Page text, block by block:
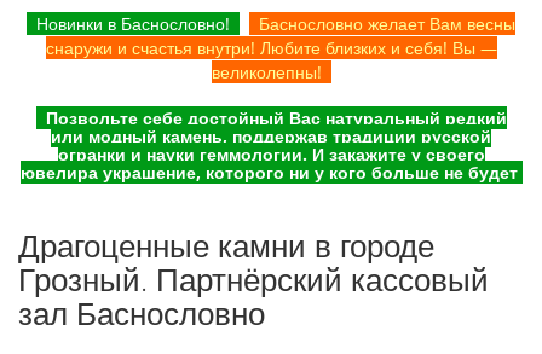
Новинки в Баснословно!
Баснословно желает Вам весны
снаружи и счастья внутри! Любите близких и себя! Вы —
великолепны!
Позвольте себе достойный Вас натуральный редкий
или модный камень, поддержав традиции русской
огранки и науки геммологии. И закажите у своего
ювелира украшение, которого ни у кого больше не будет
Драгоценные камни в городе
Грозный. Партнёрский кассовый
зал Баснословно